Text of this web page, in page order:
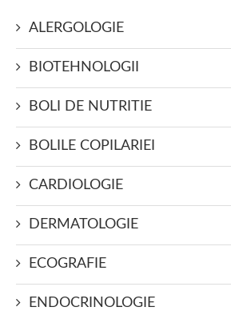
ALERGOLOGIE
BIOTEHNOLOGII
BOLI DE NUTRITIE
BOLILE COPILARIEI
CARDIOLOGIE
DERMATOLOGIE
ECOGRAFIE
ENDOCRINOLOGIE